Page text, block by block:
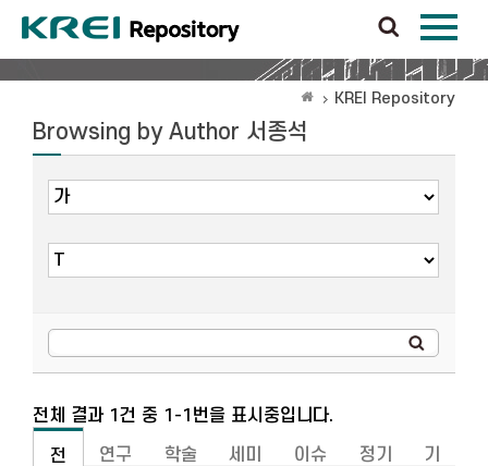
KREI Repository
Browsing by Author 서종석
전체 결과 1건 중 1-1번을 표시중입니다.
전
연구
학술
세미
이슈
정기
기